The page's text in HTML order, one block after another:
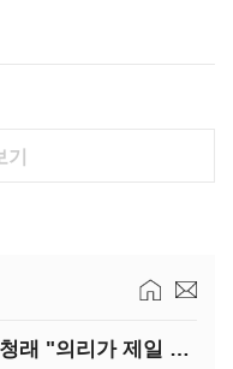
김민석 "일하는 당대표"…정청래 "의리가 제일 중요"